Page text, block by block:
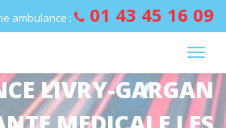
ambulance : 01 43 45 16 09
LIVRY-GARGAN